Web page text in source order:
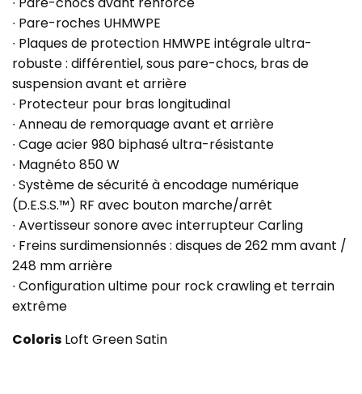
∙ Pare-roches UHMWPE
∙ Plaques de protection HMWPE intégrale ultra-
robuste : différentiel, sous pare-chocs, bras de
suspension avant et arrière
∙ Protecteur pour bras longitudinal
∙ Anneau de remorquage avant et arrière
∙ Cage acier 980 biphasé ultra-résistante
∙ Magnéto 850 W
∙ Système de sécurité à encodage numérique
(D.E.S.S.™) RF avec bouton marche/arrêt
∙ Avertisseur sonore avec interrupteur Carling
∙ Freins surdimensionnés : disques de 262 mm avant /
248 mm arrière
∙ Configuration ultime pour rock crawling et terrain
extrême
Coloris Loft Green Satin